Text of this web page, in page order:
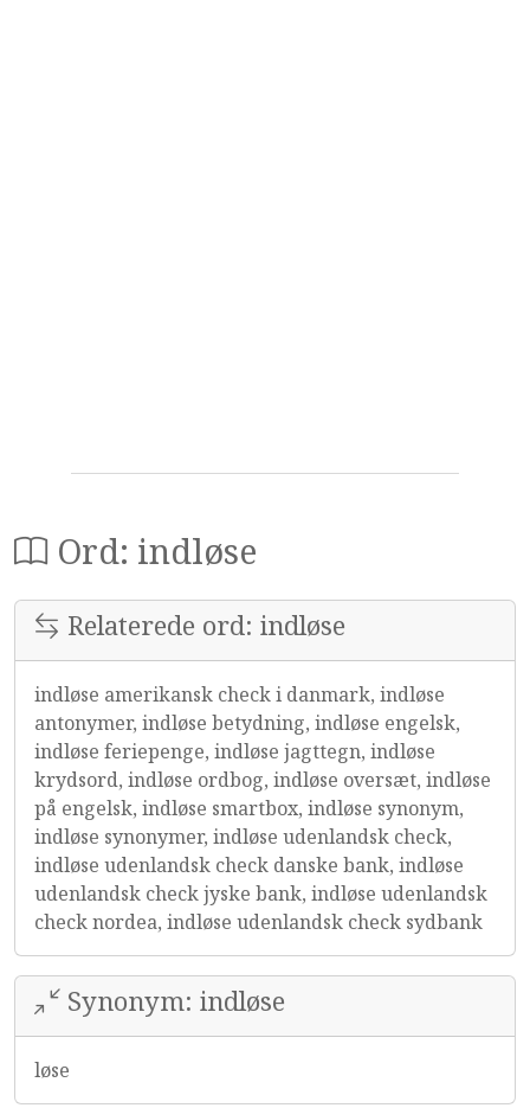
Ord: indløse
Relaterede ord: indløse
indløse amerikansk check i danmark, indløse
antonymer, indløse betydning, indløse engelsk,
indløse feriepenge, indløse jagttegn, indløse
krydsord, indløse ordbog, indløse oversæt, indløse
på engelsk, indløse smartbox, indløse synonym,
indløse synonymer, indløse udenlandsk check,
indløse udenlandsk check danske bank, indløse
udenlandsk check jyske bank, indløse udenlandsk
check nordea, indløse udenlandsk check sydbank
Synonym: indløse
løse